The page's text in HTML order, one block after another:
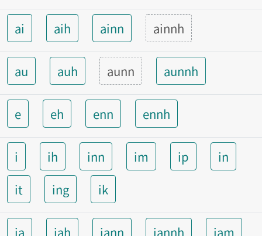
ai aih ainn ainnh
au auh aunn aunnh
e eh enn ennh
i ih inn im ip
in
it
ing ik
ia iah iann iannh
iam